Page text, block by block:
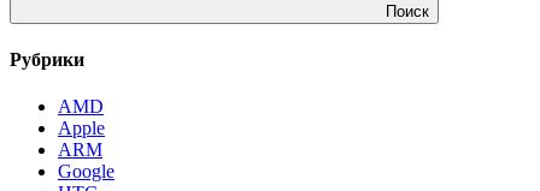
Поиск
Рубрики
AMD
Apple
ARM
Google